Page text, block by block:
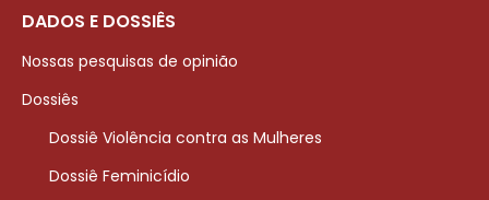
DADOS E DOSSIÊS
Nossas pesquisas de opinião
Dossiês
Dossiê Violência contra as Mulheres
Dossiê Feminicídio